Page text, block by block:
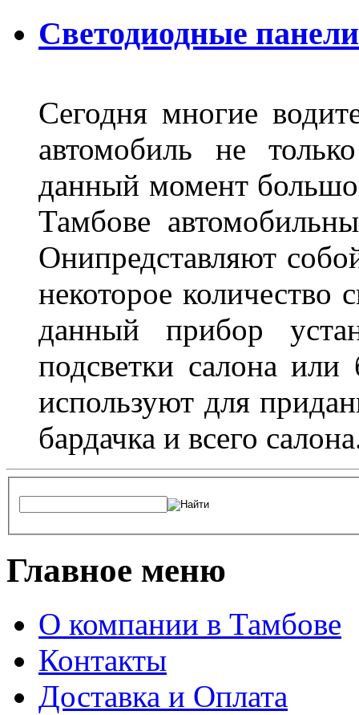
Светодиодные
Сегодня многие
автомобиль не
данный момент
Тамбове
Онипредставляют
некоторое количество
данный прибор
подсветки салона
используют для
бардачка и всего
Главное меню
О компании в Тамбове
Контакты
Доставка и Оплата